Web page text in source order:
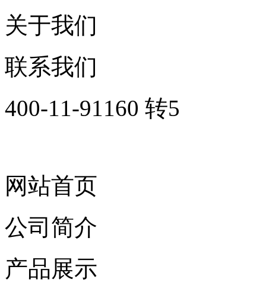
关于我们
联系我们
400-11-91160 转5
网站首页
公司简介
产品展示